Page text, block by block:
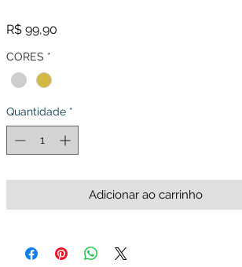
R$ 99,90
CORES *
Quantidade *
Adicionar ao carrinho